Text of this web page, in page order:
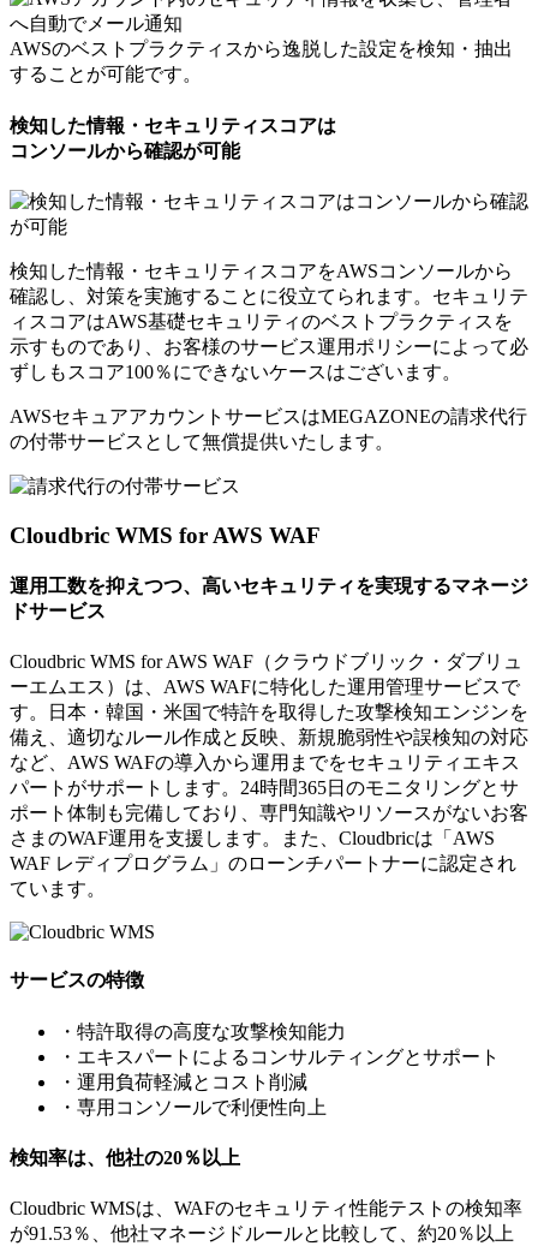
AWSのベストプラクティスから逸脱した設定を検知・抽出
することが可能です。
検知した情報・セキュリティスコアは
コンソールから確認が可能
検知した情報・セキュリティスコアをAWSコンソールから
確認し、対策を実施することに役立てられます。セキュリテ
ィスコアはAWS基礎セキュリティのベストプラクティスを
示すものであり、お客様のサービス運用ポリシーによって必
ずしもスコア100％にできないケースはございます。
AWSセキュアアカウントサービスはMEGAZONEの請求代行
の付帯サービスとして無償提供いたします。
Cloudbric WMS for AWS WAF
運用工数を抑えつつ、高いセキュリティを実現するマネージ
ドサービス
Cloudbric WMS for AWS WAF（クラウドブリック・ダブリュ
ーエムエス）は、AWS WAFに特化した運用管理サービスで
す。日本・韓国・米国で特許を取得した攻撃検知エンジンを
備え、適切なルール作成と反映、新規脆弱性や誤検知の対応
など、AWS WAFの導入から運用までをセキュリティエキス
パートがサポートします。24時間365日のモニタリングとサ
ポート体制も完備しており、専門知識やリソースがないお客
さまのWAF運用を支援します。また、Cloudbricは「AWS
WAF レディプログラム」のローンチパートナーに認定され
ています。
サービスの特徴
・特許取得の高度な攻撃検知能力
・エキスパートによるコンサルティングとサポート
・運用負荷軽減とコスト削減
・専用コンソールで利便性向上
検知率は、他社の20％以上
Cloudbric WMSは、WAFのセキュリティ性能テストの検知率
が91.53％、他社マネージドルールと比較して、約20％以上